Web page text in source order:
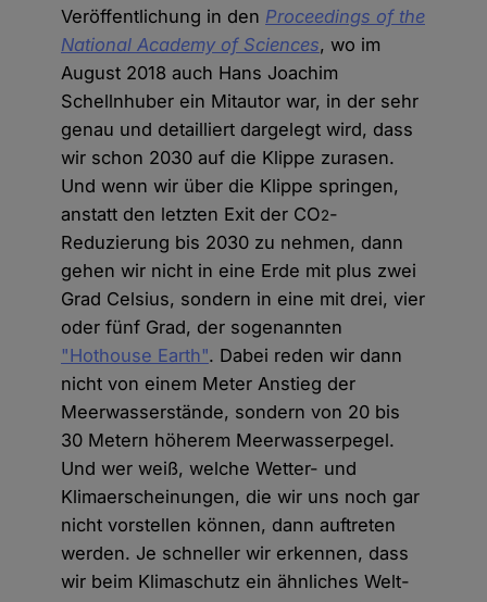
Veröffentlichung in den Proceedings of the
National Academy of Sciences, wo im
August 2018 auch Hans Joachim
Schellnhuber ein Mitautor war, in der sehr
genau und detailliert dargelegt wird, dass
wir schon 2030 auf die Klippe zurasen.
Und wenn wir über die Klippe springen,
anstatt den letzten Exit der CO2-
Reduzierung bis 2030 zu nehmen, dann
gehen wir nicht in eine Erde mit plus zwei
Grad Celsius, sondern in eine mit drei, vier
oder fünf Grad, der sogenannten
"Hothouse Earth". Dabei reden wir dann
nicht von einem Meter Anstieg der
Meerwasserstände, sondern von 20 bis
30 Metern höherem Meerwasserpegel.
Und wer weiß, welche Wetter- und
Klimaerscheinungen, die wir uns noch gar
nicht vorstellen können, dann auftreten
werden. Je schneller wir erkennen, dass
wir beim Klimaschutz ein ähnliches Welt-